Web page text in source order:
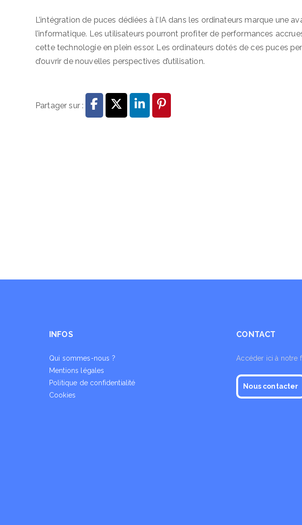
L’intégration de puces dédiées à l’IA dans les ordinateurs marque une
l’informatique. Les utilisateurs pourront profiter de performances
cette technologie en plein essor. Les ordinateurs dotés de ces puces
d’ouvrir de nouvelles perspectives d’utilisation.
Partager sur :
INFOS
Qui sommes-nous ?
Mentions légales
Politique de confidentialité
Cookies
CONTACT
Accéder ici à notre
Nous contacter